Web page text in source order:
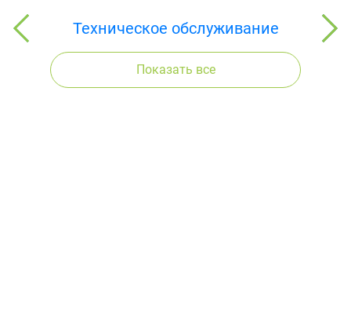
Техническое обслуживание
Показать все